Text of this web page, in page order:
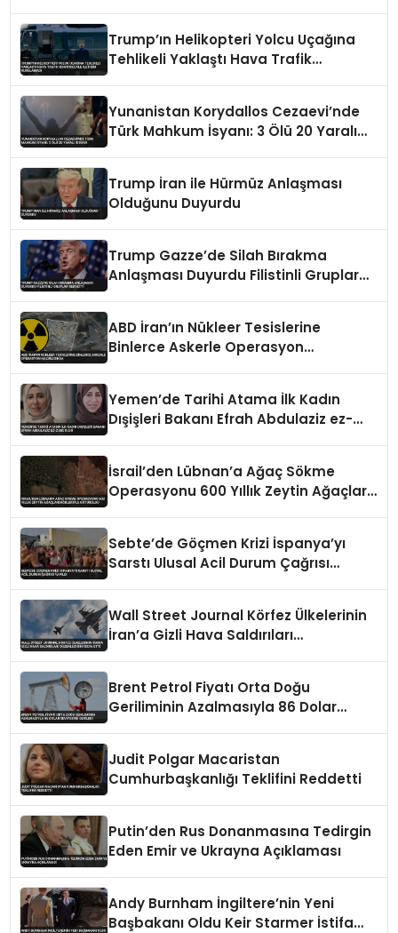
Trump’ın Helikopteri Yolcu Uçağına
Tehlikeli Yaklaştı Hava Trafik
Yunanistan Korydallos Cezaevi’nde
Türk Mahkum İsyanı: 3 Ölü 20 Yaralı
Trump İran ile Hürmüz Anlaşması
Olduğunu Duyurdu
Trump Gazze’de Silah Bırakma
Anlaşması Duyurdu Filistinli Gruplar
ABD İran’ın Nükleer Tesislerine
Binlerce Askerle Operasyon
Yemen’de Tarihi Atama İlk Kadın
Dışişleri Bakanı Efrah Abdulaziz ez-
İsrail’den Lübnan’a Ağaç Sökme
Operasyonu 600 Yıllık Zeytin Ağaçları
Sebte’de Göçmen Krizi İspanya’yı
Sarstı Ulusal Acil Durum Çağrısı
Wall Street Journal Körfez Ülkelerinin
İran’a Gizli Hava Saldırıları
Brent Petrol Fiyatı Orta Doğu
Geriliminin Azalmasıyla 86 Dolar
Judit Polgar Macaristan
Cumhurbaşkanlığı Teklifini Reddetti
Putin’den Rus Donanmasına Tedirgin
Eden Emir ve Ukrayna Açıklaması
Andy Burnham İngiltere’nin Yeni
Başbakanı Oldu Keir Starmer İstifa